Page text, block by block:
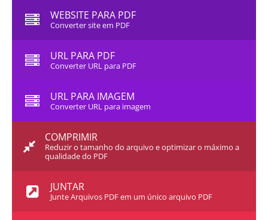
WEBSITE PARA PDF
Converter site em PDF
URL PARA PDF
Converter URL para PDF
URL PARA IMAGEM
Converter URL para imagem
COMPRIMIR
Reduzir o tamanho do arquivo e optimizar o máximo a
qualidade do PDF
JUNTAR
Junte Arquivos PDF em um único arquivo PDF